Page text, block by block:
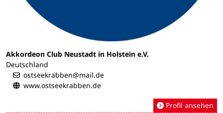
Akkordeon Club Neustadt in Holstein e.V.
Deutschland
ostseekrabben@mail.de
www.ostseekrabben.de
Profil ansehen